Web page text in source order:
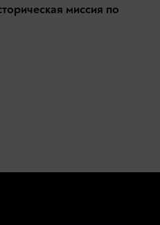
миссия по